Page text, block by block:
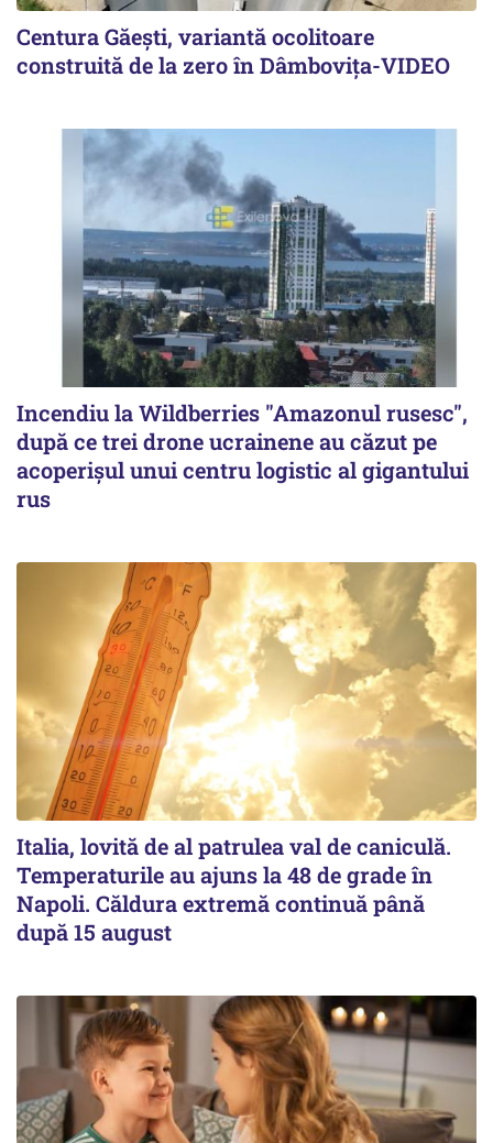
Centura Găești, variantă ocolitoare
construită de la zero în Dâmbovița-VIDEO
Incendiu la Wildberries "Amazonul rusesc",
după ce trei drone ucrainene au căzut pe
acoperişul unui centru logistic al gigantului
rus
Italia, lovită de al patrulea val de caniculă.
Temperaturile au ajuns la 48 de grade în
Napoli. Căldura extremă continuă până
după 15 august